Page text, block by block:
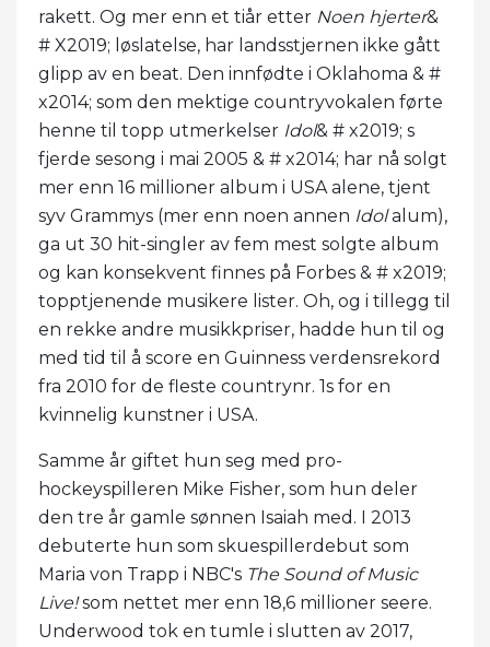
rakett. Og mer enn et tiår etter Noen hjerter&
# X2019; løslatelse, har landsstjernen ikke gått
glipp av en beat. Den innfødte i Oklahoma & #
x2014; som den mektige countryvokalen førte
henne til topp utmerkelser Idol& # x2019; s
fjerde sesong i mai 2005 & # x2014; har nå solgt
mer enn 16 millioner album i USA alene, tjent
syv Grammys (mer enn noen annen Idolalum),
ga ut 30 hit-singler av fem mest solgte album
og kan konsekvent finnes på Forbes & # x2019;
topptjenende musikere lister. Oh, og i tillegg til
en rekke andre musikkpriser, hadde hun til og
med tid til å score en Guinness verdensrekord
fra 2010 for de fleste countrynr. 1s for en
kvinnelig kunstner i USA.
Samme år giftet hun seg med pro-
hockeyspilleren Mike Fisher, som hun deler
den tre år gamle sønnen Isaiah med. I 2013
debuterte hun som skuespillerdebut som
Maria von Trapp i NBC's The Sound of Music
Live!som nettet mer enn 18,6 millioner seere.
Underwood tok en tumle i slutten av 2017,